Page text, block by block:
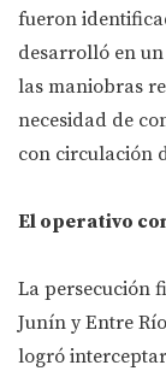
fueron
desarrolló en
las maniobras
necesidad de
con circulación
El operativo
La persecución
Junín y Entre
logró